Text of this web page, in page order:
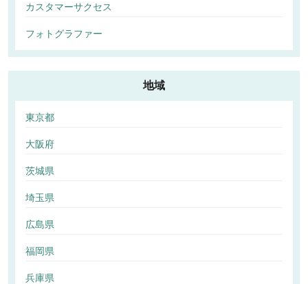
カスタマーサクセス
フォトグラファー
地域
東京都
大阪府
茨城県
埼玉県
広島県
福岡県
兵庫県